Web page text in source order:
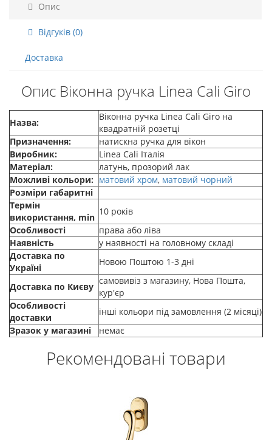
Опис
Відгуків (0)
Доставка
Опис Віконна ручка Linea Cali Giro
Назва:
Віконна ручка Linea Cali Giro на
квадратній розетці
Призначення:
натискна ручка для вікон
Виробник:
Linea Cali Італія
Матеріал:
латунь, прозорий лак
Можливі кольори: матовий хром, матовий чорний
Розміри габаритні
Термін
використання, min
10 років
Особливості
права або ліва
Наявність
у наявності на головному складі
Доставка по
Україні
Новою Поштою 1-3 дні
Доставка по Києву
самовивіз з магазину, Нова Пошта,
кур'єр
Особливості
доставки
інші кольори під замовлення (2 місяці)
Зразок у магазині
немає
Рекомендовані товари